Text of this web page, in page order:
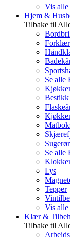
Vis alle
Hjem &
Tilbake til
Forklær
Se alle
Bestikk
Sugerør
Se alle
Lys
Tepper
Vis alle
Klær &
Tilbake til